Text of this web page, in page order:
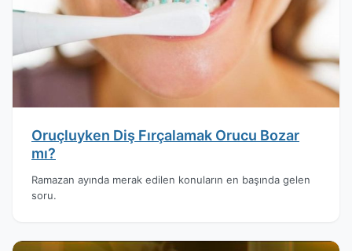
Oruçluyken Diş Fırçalamak Orucu Bozar
mı?
Ramazan ayında merak edilen konuların en başında gelen
soru.